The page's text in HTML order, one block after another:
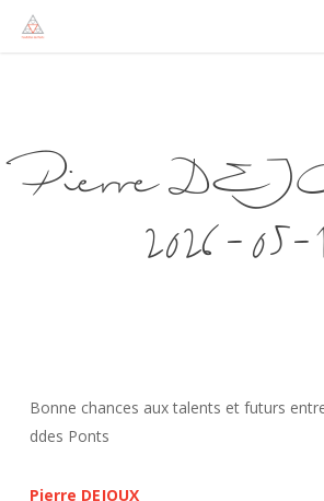
Pierre
2026-05-
Bonne chances aux talents et futurs
ddes Ponts
Pierre DEJOUX